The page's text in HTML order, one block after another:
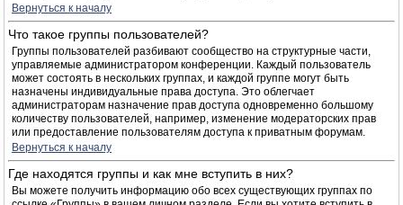
Вернуться к началу
Что такое группы пользователей?
Группы пользователей разбивают сообщество на структурные части,
управляемые администратором конференции. Каждый пользователь
может состоять в нескольких группах, и каждой группе могут быть
назначены индивидуальные права доступа. Это облегчает
администраторам назначение прав доступа одновременно большому
количеству пользователей, например, изменение модераторских прав
или предоставление пользователям доступа к приватным форумам.
Вернуться к началу
Где находятся группы и как мне вступить в них?
Вы можете получить информацию обо всех существующих группах по